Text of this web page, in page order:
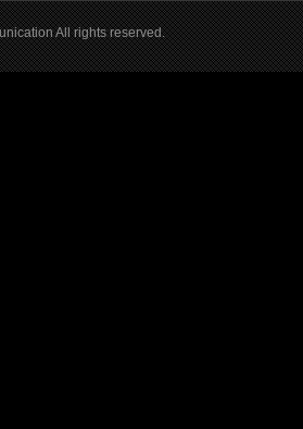
All rights reserved.